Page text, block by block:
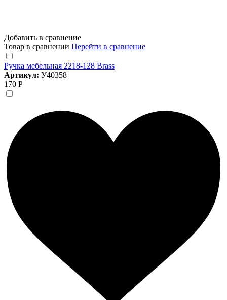
Добавить в сравнение
Товар в сравнении Перейти в сравнение
Ручка мебельная 2218-128 Brass
Артикул: У40358
170 Р